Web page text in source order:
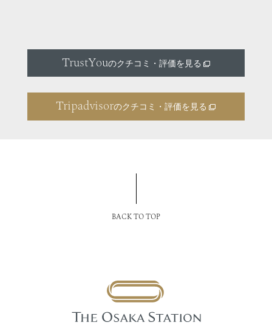
TrustYouのクチコミ・評価を見る
Tripadvisorのクチコミ・評価を見る
BACK TO TOP